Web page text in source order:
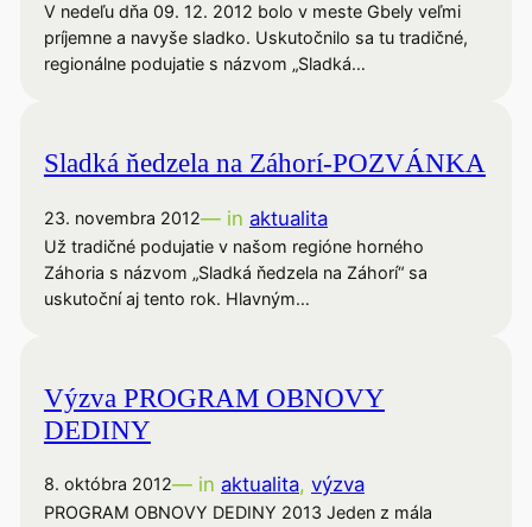
V nedeľu dňa 09. 12. 2012 bolo v meste Gbely veľmi
príjemne a navyše sladko. Uskutočnilo sa tu tradičné,
regionálne podujatie s názvom „Sladká…
Sladká ňedzela na Záhorí-POZVÁNKA
23. novembra 2012— in aktualita
Už tradičné podujatie v našom regióne horného
Záhoria s názvom „Sladká ňedzela na Záhorí“ sa
uskutoční aj tento rok. Hlavným…
Výzva PROGRAM OBNOVY
DEDINY
8. októbra 2012— in aktualita, výzva
PROGRAM OBNOVY DEDINY 2013 Jeden z mála